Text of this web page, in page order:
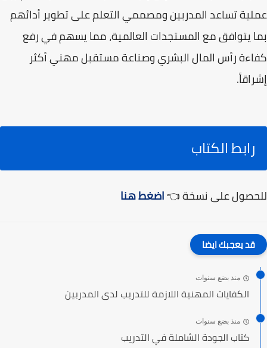
عملية تساعد المدربين ومصممي التعلم على تطوير أدائهم
بما يتوافق مع المستجدات العالمية، مما يسهم في رفع
كفاءة رأس المال البشري وصناعة مستقبل مهني أكثر
إشراقاً.
رابط الكتاب
للحصول على نسخة 👈اضغط هنا
قد يعجبك ايضا
منذ بضع سنوات
الكفايات المهنية اللازمة للتدريب لدى المدربين
منذ بضع سنوات
كتاب الجودة الشاملة في التدريب